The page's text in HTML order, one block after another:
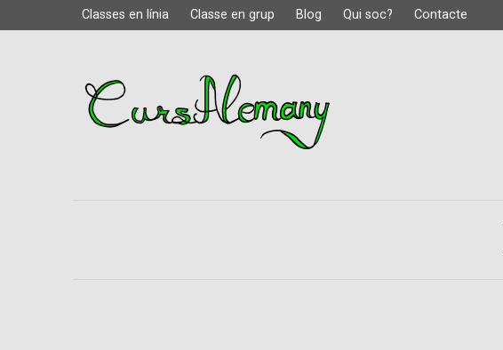
Classes en línia Classe en grup Blog Qui soc? Contacte